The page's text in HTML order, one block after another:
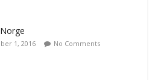
1, 2016 No Comments